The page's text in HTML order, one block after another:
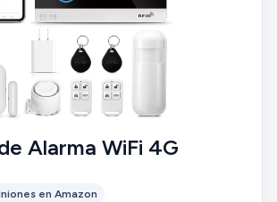
Alarma WiFi 4G
en Amazon